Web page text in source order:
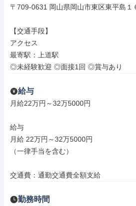
〒709-0631 岡山県岡山市東区東平島１
【交通手段】
アクセス
最寄駅：上道駅
◎未経験歓迎 ◎面接1回 ◎賞与あり
給与
月給22万円～32万5000円
給与
月給 22万円～32万5000円
（一律手当を含む）
交通費：通勤交通費全額支給
勤務時間